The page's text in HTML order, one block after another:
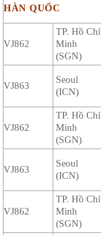
HÀN QUỐC
VJ862
TP. Hồ Chí
Minh
(SGN)
VJ863
Seoul
(ICN)
VJ862
TP. Hồ Chí
Minh
(SGN)
VJ863
Seoul
(ICN)
VJ862
TP. Hồ Chí
Minh
(SGN)